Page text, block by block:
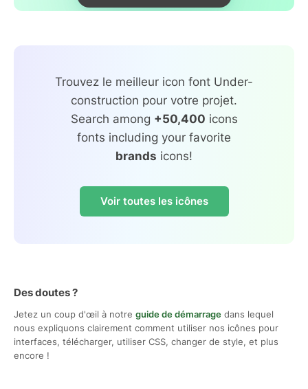
Trouvez le meilleur icon font Under-
construction pour votre projet.
Search among +50,400 icons
fonts including your favorite
brands icons!
Voir toutes les icônes
Des doutes ?
Jetez un coup d'œil à notre guide de démarrage dans lequel
nous expliquons clairement comment utiliser nos icônes pour
interfaces, télécharger, utiliser CSS, changer de style, et plus
encore !